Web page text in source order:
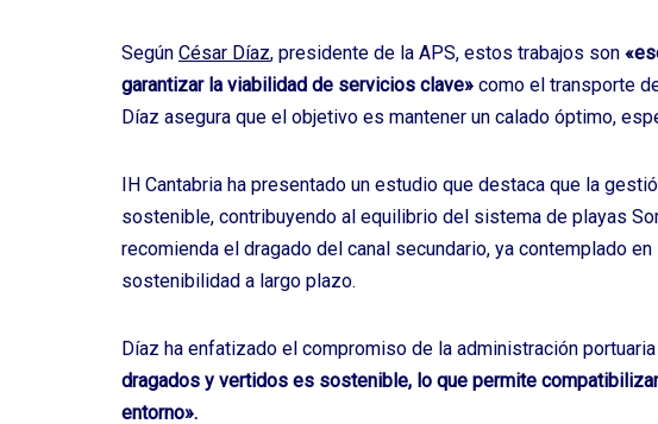
Según César Díaz, presidente de la APS, estos trabajos son
garantizar la viabilidad de servicios clave» como el transporte
Díaz asegura que el objetivo es mantener un calado óptimo,
IH Cantabria ha presentado un estudio que destaca que la
sostenible, contribuyendo al equilibrio del sistema de playas
recomienda el dragado del canal secundario, ya contemplado
sostenibilidad a largo plazo.
Díaz ha enfatizado el compromiso de la administración
dragados y vertidos es sostenible, lo que permite
entorno».